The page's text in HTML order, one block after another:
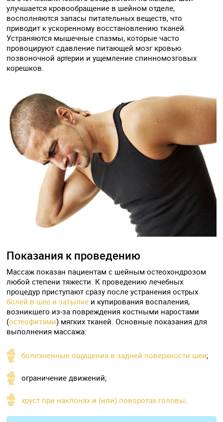
улучшается кровообращение в шейном отделе,
восполняются запасы питательных веществ, что
приводит к ускоренному восстановлению тканей.
Устраняются мышечные спазмы, которые часто
провоцируют сдавление питающей мозг кровью
позвоночной артерии и ущемление спинномозговых
корешков.
Показания к проведению
Массаж показан пациентам с шейным остеохондрозом
любой степени тяжести. К проведению лечебных
процедур приступают сразу после устранения острых
болей в шее и затылке и купирования воспаления,
возникшего из-за повреждения костными наростами
(остеофитами) мягких тканей. Основные показания для
выполнения массажа:
болезненные ощущения в задней поверхности шеи;
ограничение движений;
хруст при наклонах и (или) поворотах головы